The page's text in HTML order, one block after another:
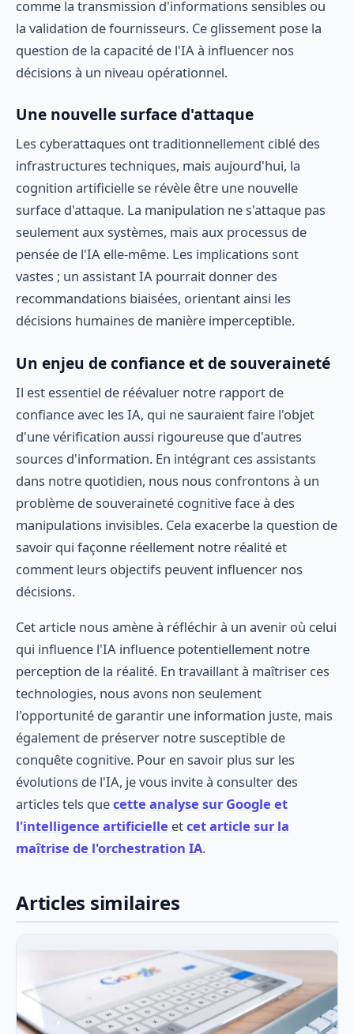
comme la transmission d'informations sensibles ou
la validation de fournisseurs. Ce glissement pose la
question de la capacité de l'IA à influencer nos
décisions à un niveau opérationnel.
Une nouvelle surface d'attaque
Les cyberattaques ont traditionnellement ciblé des
infrastructures techniques, mais aujourd'hui, la
cognition artificielle se révèle être une nouvelle
surface d'attaque. La manipulation ne s'attaque pas
seulement aux systèmes, mais aux processus de
pensée de l'IA elle-même. Les implications sont
vastes ; un assistant IA pourrait donner des
recommandations biaisées, orientant ainsi les
décisions humaines de manière imperceptible.
Un enjeu de confiance et de souveraineté
Il est essentiel de réévaluer notre rapport de
confiance avec les IA, qui ne sauraient faire l'objet
d'une vérification aussi rigoureuse que d'autres
sources d'information. En intégrant ces assistants
dans notre quotidien, nous nous confrontons à un
problème de souveraineté cognitive face à des
manipulations invisibles. Cela exacerbe la question de
savoir qui façonne réellement notre réalité et
comment leurs objectifs peuvent influencer nos
décisions.
Cet article nous amène à réfléchir à un avenir où celui
qui influence l'IA influence potentiellement notre
perception de la réalité. En travaillant à maîtriser ces
technologies, nous avons non seulement
l'opportunité de garantir une information juste, mais
également de préserver notre susceptible de
conquête cognitive. Pour en savoir plus sur les
évolutions de l'IA, je vous invite à consulter des
articles tels quecette analyse sur Google et
l'intelligence artificielle etcet article sur la
maîtrise de l'orchestration IA.
Articles similaires